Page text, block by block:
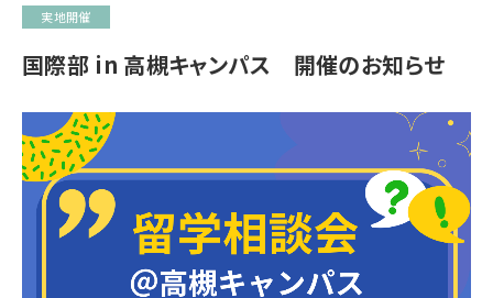
実地開催
国際部 in 高槻キャンパス 開催のお知らせ